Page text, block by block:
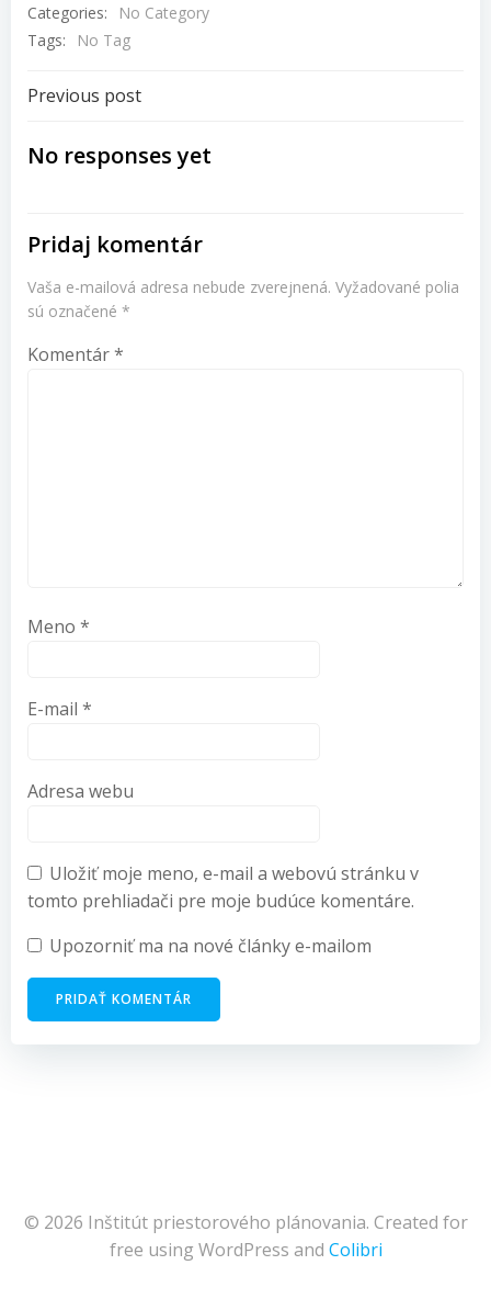
Categories:
No Category
Tags:
No Tag
Navigácia
v
Previous post
No responses yet
Pridaj komentár
Vaša e-mailová adresa nebude zverejnená. Vyžadované polia
sú označené *
Komentár*
Meno *
E-mail *
Adresa webu
Uložiť moje meno, e-mail a webovú stránku v
tomto prehliadači pre moje budúce komentáre.
Upozorniť ma na nové články e-mailom
© 2026 Inštitút priestorového plánovania. Created for
free using WordPress and Colibri